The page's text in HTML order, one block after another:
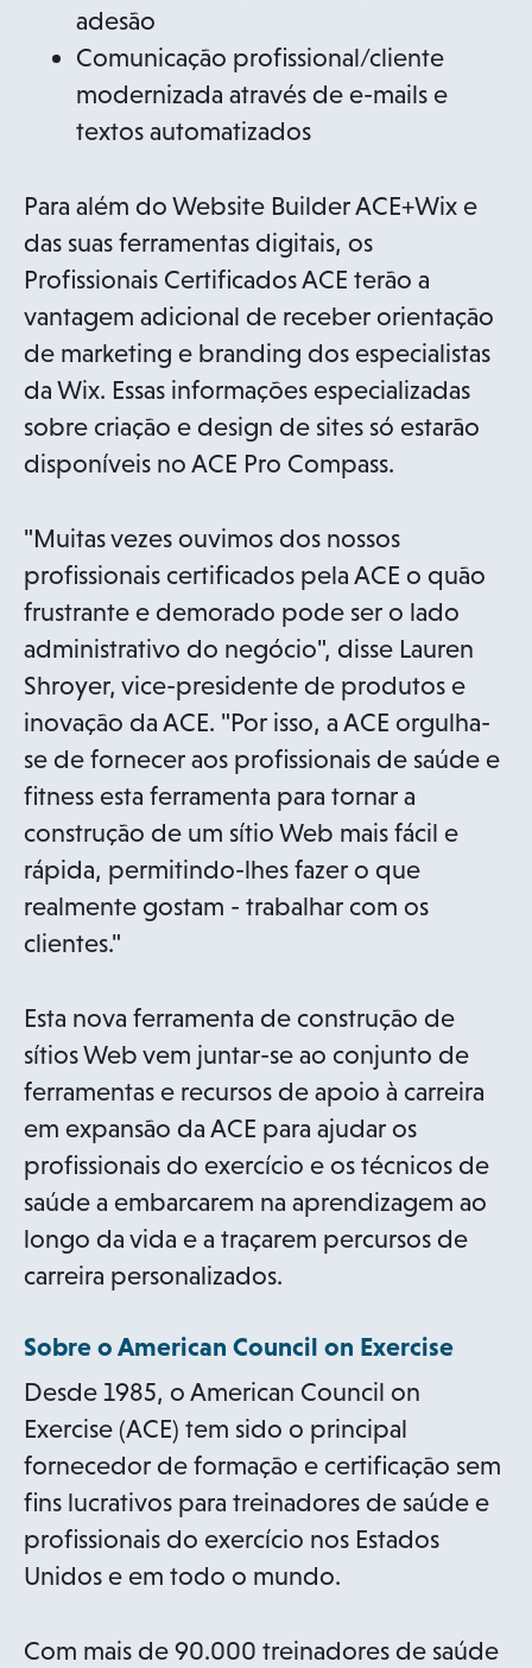
adesão
Comunicação profissional/cliente
modernizada através de e-mails e
textos automatizados
Para além do Website Builder ACE+Wix e
das suas ferramentas digitais, os
Profissionais Certificados ACE terão a
vantagem adicional de receber orientação
de marketing e branding dos especialistas
da Wix. Essas informações especializadas
sobre criação e design de sites só estarão
disponíveis no ACE Pro Compass.
"Muitas vezes ouvimos dos nossos
profissionais certificados pela ACE o quão
frustrante e demorado pode ser o lado
administrativo do negócio", disse Lauren
Shroyer, vice-presidente de produtos e
inovação da ACE. "Por isso, a ACE orgulha-
se de fornecer aos profissionais de saúde e
fitness esta ferramenta para tornar a
construção de um sítio Web mais fácil e
rápida, permitindo-lhes fazer o que
realmente gostam - trabalhar com os
clientes."
Esta nova ferramenta de construção de
sítios Web vem juntar-se ao conjunto de
ferramentas e recursos de apoio à carreira
em expansão da ACE para ajudar os
profissionais do exercício e os técnicos de
saúde a embarcarem na aprendizagem ao
longo da vida e a traçarem percursos de
carreira personalizados.
Sobre o American Council on Exercise
Desde 1985, o American Council on
Exercise (ACE) tem sido o principal
fornecedor de formação e certificação sem
fins lucrativos para treinadores de saúde e
profissionais do exercício nos Estados
Unidos e em todo o mundo.
Com mais de 90.000 treinadores de saúde